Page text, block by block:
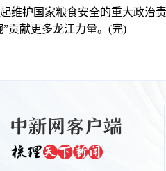
护国家粮食安全的重大政治责
贡献更多龙江力量。(完)